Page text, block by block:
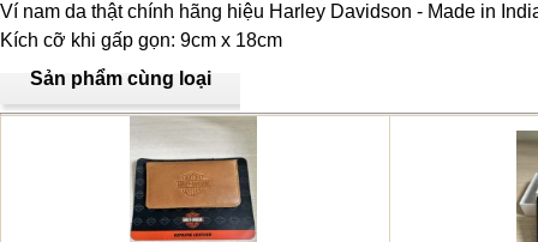
Ví nam da thật chính hãng hiệu Harley Davidson - Made in
Kích cỡ khi gấp gọn: 9cm x 18cm
Sản phẩm cùng loại